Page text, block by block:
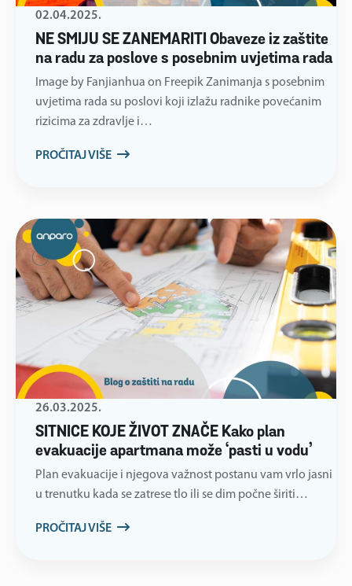
NE SMIJU SE ZANEMARITI Obaveze iz zaštite
na radu za poslove s posebnim uvjetima rada
02.04.2025.
Image by Fanjianhua on Freepik Zanimanja s posebnim
uvjetima rada su poslovi koji izlažu radnike povećanim
rizicima za zdravlje i…
PROČITAJ VIŠE
SITNICE KOJE ŽIVOT ZNAČE Kako plan
evakuacije apartmana može ‘pasti u vodu’
26.03.2025.
Plan evakuacije i njegova važnost postanu vam vrlo jasni
u trenutku kada se zatrese tlo ili se dim počne širiti…
PROČITAJ VIŠE